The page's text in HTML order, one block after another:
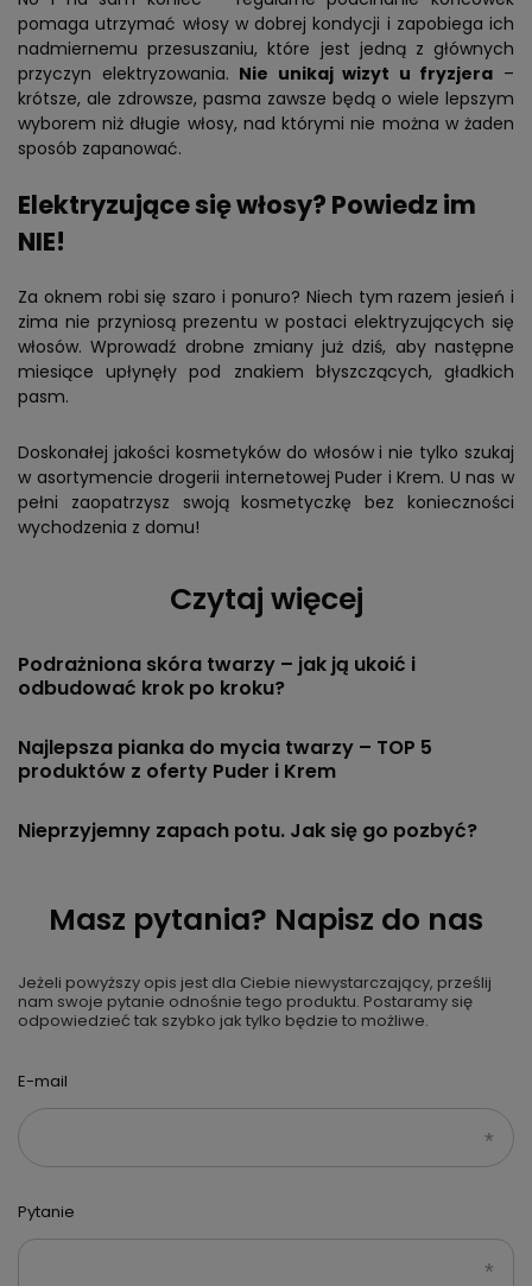
pomaga utrzymać włosy w dobrej kondycji i zapobiega ich
nadmiernemu przesuszaniu, które jest jedną z głównych
przyczyn elektryzowania. Nie unikaj wizyt u fryzjera –
krótsze, ale zdrowsze, pasma zawsze będą o wiele lepszym
wyborem niż długie włosy, nad którymi nie można w żaden
sposób zapanować.
Elektryzujące się włosy? Powiedz im
NIE!
Za oknem robi się szaro i ponuro? Niech tym razem jesień i
zima nie przyniosą prezentu w postaci elektryzujących się
włosów. Wprowadź drobne zmiany już dziś, aby następne
miesiące upłynęły pod znakiem błyszczących, gładkich
pasm.
Doskonałej jakości kosmetyków do włosów i nie tylko szukaj
w asortymencie drogerii internetowej Puder i Krem. U nas w
pełni zaopatrzysz swoją kosmetyczkę bez konieczności
wychodzenia z domu!
Czytaj więcej
Podrażniona skóra twarzy – jak ją ukoić i
odbudować krok po kroku?
Najlepsza pianka do mycia twarzy – TOP 5
produktów z oferty Puder i Krem
Nieprzyjemny zapach potu. Jak się go pozbyć?
Masz pytania? Napisz do nas
Jeżeli powyższy opis jest dla Ciebie niewystarczający, prześlij
nam swoje pytanie odnośnie tego produktu. Postaramy się
odpowiedzieć tak szybko jak tylko będzie to możliwe.
E-mail
Pytanie